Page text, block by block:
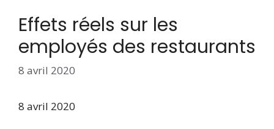
Effets réels sur les
employés des restaurants
8 avril 2020
8 avril 2020